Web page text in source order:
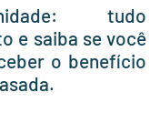
tudo
e saiba se você
o benefício